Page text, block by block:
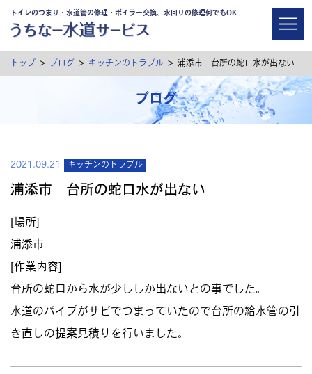
トイレのつまり・水道管の修理・ボイラー交換、水回りの修理何でもOK
トップ > ブログ > キッチンのトラブル > 浦添市 台所の蛇口水が出ない
ブログ
2021.09.21 キッチンのトラブル
浦添市 台所の蛇口水が出ない
[場所]
浦添市
[作業内容]
台所の蛇口から水が少ししか出ないとの事でした。
水道のパイプがサビでつまっていたので台所の給水管の引
き直しの提案見積りを行いました。